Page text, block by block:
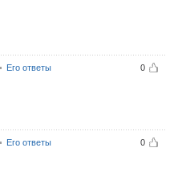
0
Его ответы
0
Его ответы